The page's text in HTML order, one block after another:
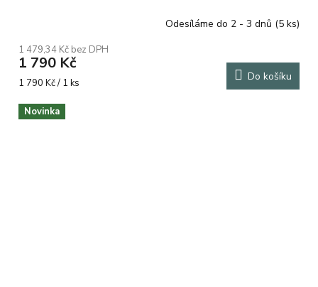
Odesíláme do 2 - 3 dnů (5 ks)
1 479,34 Kč bez DPH
1 790 Kč
Měrná
1 790 Kč / 1 ks Do košíku
Novinka